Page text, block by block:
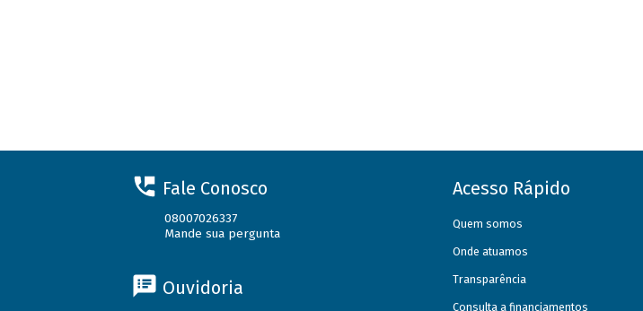
Fale Conosco
08007026337
Mande sua pergunta
Ouvidoria
Acesso Rápido
Quem somos
Onde atuamos
Transparência
Consulta a financiamentos